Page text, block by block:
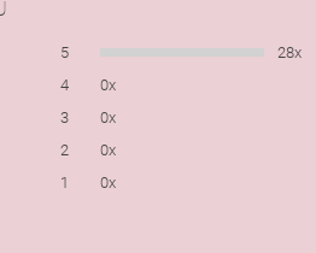
5
28x
4
0x
3
0x
2
0x
1
0x